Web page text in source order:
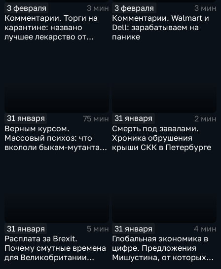
3 февраля
3 мин
Комментарии. Торги на
карантине: названо
лучшее лекарство от
3 февраля
3 мин
Комментарии. Walmart и
Dell: зарабатываем на
панике
31 января
75 мин
Верным курсом.
Массовый психоз: что
вкололи быкам-мутантам,
31 января
2 мин
Смерть под завалами.
Хроника обрушения
крыши СКК в Петербурге
31 января
5 мин
Расплата за Brexit.
Почему смутные времена
для Великобритании
31 января
4 мин
Глобальная экономика в
цифре. Предложения
Мишустина, от которых